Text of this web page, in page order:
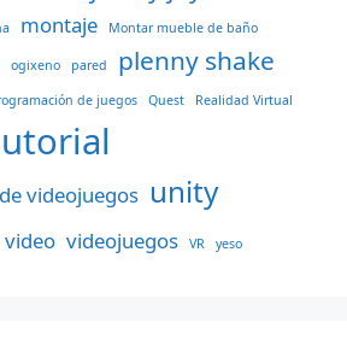
montaje Montar mueble de baño
ogixeno pared plenny shake
de juegos Quest Realidad Virtual
videojuegos unity
video videojuegos VR yeso